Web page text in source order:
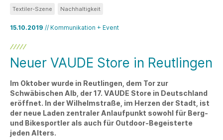
15.10.2019 // Kommunikation + Event
Textiler-Szene Nachhaltigkeit
Neuer VAUDE Store in Reutlingen
Im Oktober wurde in Reutlingen, dem Tor zur
Schwäbischen Alb, der 17. VAUDE Store in Deutschland
eröffnet. In der Wilhelmstraße, im Herzen der Stadt, ist
der neue Laden zentraler Anlaufpunkt sowohl für Berg-
und Bikesportler als auch für Outdoor-Begeisterte
jeden Alters.